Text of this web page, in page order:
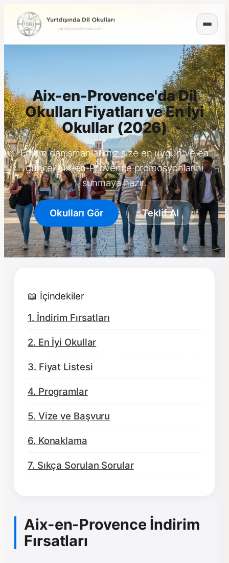
Aix-en-Provence'da Dil
Okulları Fiyatları ve En İyi
Okullar (2026)
Eğitim danışmanlarımız size en uygun ve en
güncel Aix-en-Provence promosyonlarını
sunmaya hazır.
Okulları Gör Teklif Al
📖 İçindekiler
1. İndirim Fırsatları
2. En İyi Okullar
3. Fiyat Listesi
4. Programlar
5. Vize ve Başvuru
6. Konaklama
7. Sıkça Sorulan Sorular
Aix-en-Provence İndirim
Fırsatları